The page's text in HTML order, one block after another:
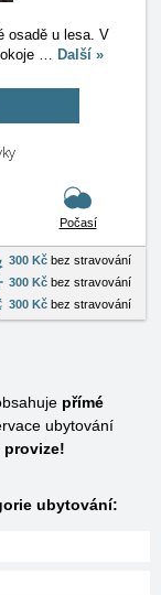
osadě u lesa. V
… Další »
Počasí
300 Kč bez stravování
300 Kč bez stravování
300 Kč bez stravování
přímé
ubytování
provize!
ubytování: